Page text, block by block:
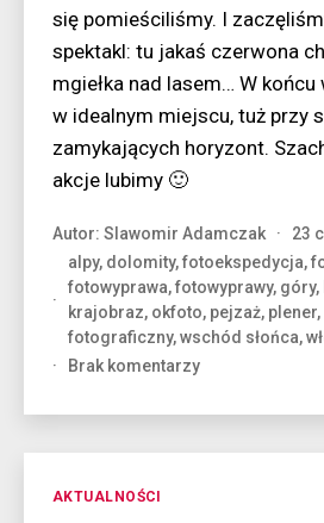
się pomieściliśmy. I
spektakl: tu jakaś czerwona
mgiełka nad lasem… W końcu
w idealnym miejscu, tuż przy
zamykających horyzont.
akcje lubimy 🙂
Autor: Slawomir Adamczak
23
alpy, dolomity,fotoekspedycja,
fotowyprawa,fotowyprawy, góry,
krajobraz, okfoto, pejzaż, plener,
fotograficzny,wschód słońca,
Brak komentarzydo
z
Kategorie
AKTUALNOŚCI